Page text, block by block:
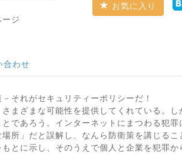
ージ
お気に入り
合わせ
それがセキュリティーポリシーだ！
まざまな可能性を提供してくれている。
であろう。インターネットにまつわる犯
所」だと誤解し、なんら防衛策を講じる
とに示し、そのうえで個人と企業を犯罪